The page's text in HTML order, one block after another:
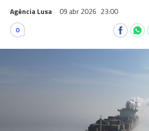
Agência Lusa 09 abr 2026 23:00
0